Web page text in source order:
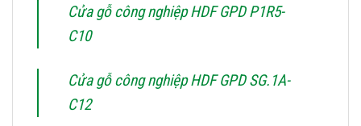
Cửa gỗ công nghiệp HDF GPD P1R5-
C10
Cửa gỗ công nghiệp HDF GPD SG.1A-
C12